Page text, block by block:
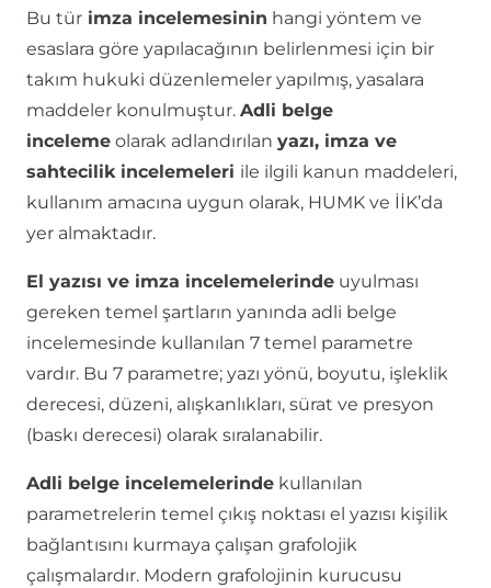
Bu tür imza incelemesinin hangi yöntem ve
esaslara göre yapılacağının belirlenmesi için bir
takım hukuki düzenlemeler yapılmış, yasalara
maddeler konulmuştur. Adli belge
inceleme olarak adlandırılan yazı, imza ve
sahtecilik incelemeleri ile ilgili kanun maddeleri,
kullanım amacına uygun olarak, HUMK ve İİK’da
yer almaktadır.
El yazısı ve imza incelemelerinde uyulması
gereken temel şartların yanında adli belge
incelemesinde kullanılan 7 temel parametre
vardır. Bu 7 parametre; yazı yönü, boyutu, işleklik
derecesi, düzeni, alışkanlıkları, sürat ve presyon
(baskı derecesi) olarak sıralanabilir.
Adli belge incelemelerinde kullanılan
parametrelerin temel çıkış noktası el yazısı kişilik
bağlantısını kurmaya çalışan grafolojik
çalışmalardır. Modern grafolojinin kurucusu